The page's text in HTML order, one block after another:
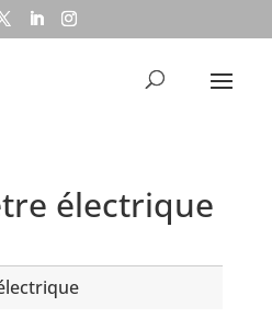
électrique